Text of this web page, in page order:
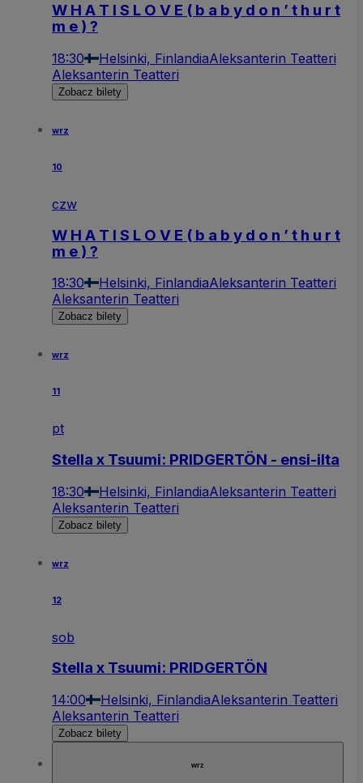
W H A T I S L O V E ( b a b y d o n ’ t h u r t
m e ) ?
18:30 Helsinki, FinlandiaAleksanterin Teatteri
Aleksanterin Teatteri
Zobacz bilety
wrz
10
czw
W H A T I S L O V E ( b a b y d o n ’ t h u r t
m e ) ?
18:30 Helsinki, FinlandiaAleksanterin Teatteri
Aleksanterin Teatteri
Zobacz bilety
wrz
11
pt
Stella x Tsuumi: PRIDGERTÖN - ensi-ilta
18:30 Helsinki, FinlandiaAleksanterin Teatteri
Aleksanterin Teatteri
Zobacz bilety
wrz
12
sob
Stella x Tsuumi: PRIDGERTÖN
14:00 Helsinki, FinlandiaAleksanterin Teatteri
Aleksanterin Teatteri
Zobacz bilety
wrz